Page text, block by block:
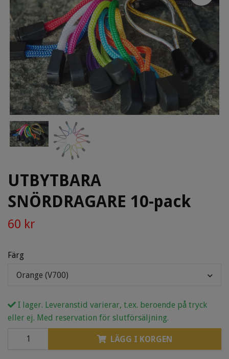
UTBYTBARA
SNÖRDRAGARE 10-pack
60 kr
Färg
Orange (V700)
I lager. Leveranstid varierar, t.ex. beroende på tryck
eller ej. Med reservation för slutförsäljning.
LÄGG I KORGEN